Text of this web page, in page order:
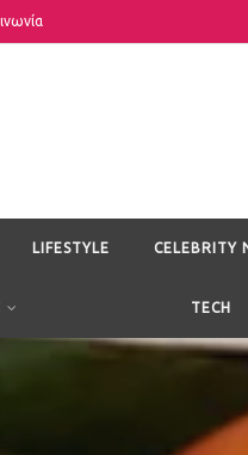
LIFESTYLE CELEBRITY
TECH